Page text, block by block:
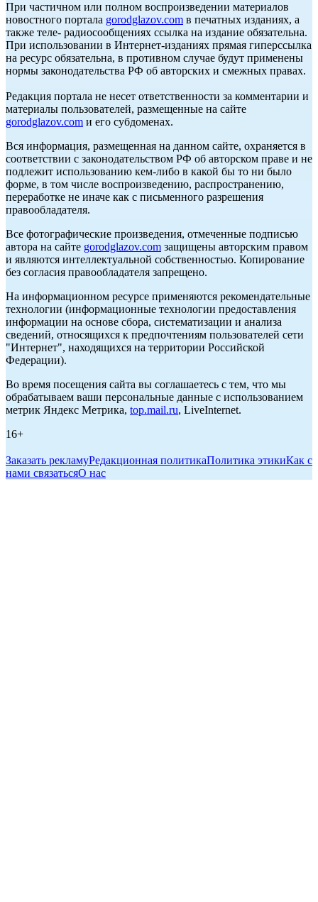
При частичном или полном воспроизведении материалов
новостного портала gorodglazov.com в печатных изданиях, а
также теле- радиосообщениях ссылка на издание обязательна.
При использовании в Интернет-изданиях прямая гиперссылка
на ресурс обязательна, в противном случае будут применены
нормы законодательства РФ об авторских и смежных правах.
Редакция портала не несет ответственности за комментарии и
материалы пользователей, размещенные на сайте
gorodglazov.com и его субдоменах.
Вся информация, размещенная на данном сайте, охраняется в
соответствии с законодательством РФ об авторском праве и не
подлежит использованию кем-либо в какой бы то ни было
форме, в том числе воспроизведению, распространению,
переработке не иначе как с письменного разрешения
правообладателя.
Все фотографические произведения, отмеченные подписью
автора на сайте gorodglazov.com защищены авторским правом
и являются интеллектуальной собственностью. Копирование
без согласия правообладателя запрещено.
На информационном ресурсе применяются рекомендательные
технологии (информационные технологии предоставления
информации на основе сбора, систематизации и анализа
сведений, относящихся к предпочтениям пользователей сети
"Интернет", находящихся на территории Российской
Федерации).
Во время посещения сайта вы соглашаетесь с тем, что мы
обрабатываем ваши персональные данные с использованием
метрик Яндекс Метрика, top.mail.ru, LiveInternet.
16+
Заказать рекламуРедакционная политикаПолитика этикиКак с
нами связатьсяО нас